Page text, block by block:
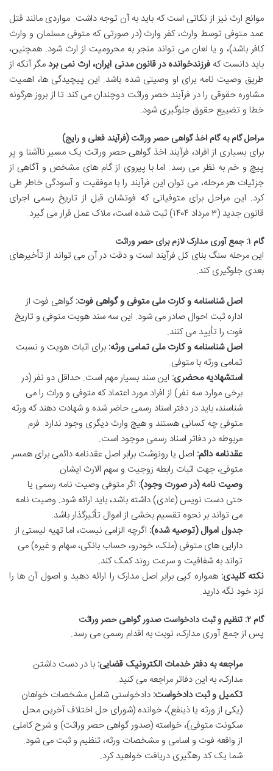
موانع ارث نیز از نکاتی است که باید به آن توجه داشت. مواردی مانند قتل
عمد متوفی توسط وارث، کفر وارث (در صورتی که متوفی مسلمان و وارث
کافر باشد)، و یا لعان می تواند منجر به محرومیت از ارث شود. همچنین،
باید دانست کهفرزندخوانده در قانون مدنی ایران، ارث نمی برد مگر آنکه از
طریق وصیت نامه برای او وصیتی شده باشد. این پیچیدگی ها، اهمیت
مشاوره حقوقی را در فرآیند حصر وراثت دوچندان می کند تا از بروز هرگونه
خطا و تضییع حقوق جلوگیری شود.
مراحل گام به گام اخذ گواهی حصر وراثت (فرآیند فعلی و رایج)
برای بسیاری از افراد، فرآیند اخذ گواهی حصر وراثت یک مسیر ناآشنا و پر
پیچ و خم به نظر می رسد. اما با پیروی از گام های مشخص و آگاهی از
جزئیات هر مرحله، می توان این فرآیند را با موفقیت و آسودگی خاطر طی
کرد. این مراحل برای متوفیانی که فوتشان قبل از تاریخ رسمی اجرای
قانون جدید (۳ مرداد ۱۴۰۴) ثبت شده است، ملاک عمل قرار می گیرد.
گام ۱: جمع آوری مدارک لازم برای حصر وراثت
این مرحله سنگ بنای کل فرآیند است و دقت در آن می تواند از تأخیرهای
بعدی جلوگیری کند.
اصل شناسنامه و کارت ملی متوفی و گواهی فوت:گواهی فوت از
اداره ثبت احوال صادر می شود. این سه سند هویت متوفی و تاریخ
فوت را تأیید می کنند.
اصل شناسنامه و کارت ملی تمامی ورثه: برای اثبات هویت و نسبت
تمامی ورثه با متوفی.
استشهادیه محضری: این سند بسیار مهم است. حداقل دو نفر (در
برخی موارد سه نفر) از افراد مورد اعتماد که متوفی و وراث را می
شناسند، باید در دفتر اسناد رسمی حاضر شده و شهادت دهند که ورثه
متوفی چه کسانی هستند و هیچ وارث دیگری وجود ندارد. فرم
مربوطه در دفاتر اسناد رسمی موجود است.
عقدنامه دائم: اصل یا رونوشت برابر اصل عقدنامه دائمی برای همسر
متوفی، جهت اثبات رابطه زوجیت و سهم الارث ایشان.
وصیت نامه (در صورت وجود): اگر متوفی وصیت نامه رسمی یا
حتی دست نویس (عادی) داشته باشد، باید ارائه شود. وصیت نامه
می تواند بر نحوه تقسیم بخشی از اموال تأثیرگذار باشد.
جدول اموال (توصیه شده): اگرچه الزامی نیست، اما تهیه لیستی از
دارایی های متوفی (ملک، خودرو، حساب بانکی، سهام و غیره) می
تواند به شفافیت و سرعت روند کمک کند.
نکته کلیدی: همواره کپی برابر اصل مدارک را ارائه دهید و اصول آن ها را
نزد خود نگه دارید.
گام ۲: تنظیم و ثبت دادخواست صدور گواهی حصر وراثت
پس از جمع آوری مدارک، نوبت به اقدام رسمی می رسد.
مراجعه به دفتر خدمات الکترونیک قضایی: با در دست داشتن
مدارک، به این دفاتر مراجعه می کنید.
تکمیل و ثبت دادخواست: دادخواستی شامل مشخصات خواهان
(یکی از ورثه یا ذینفع)، خوانده (شورای حل اختلاف آخرین محل
سکونت متوفی)، خواسته (صدور گواهی حصر وراثت) و شرح کاملی
از واقعه فوت و اسامی و مشخصات ورثه، تنظیم و ثبت می شود.
شما یک کد رهگیری دریافت خواهید کرد.